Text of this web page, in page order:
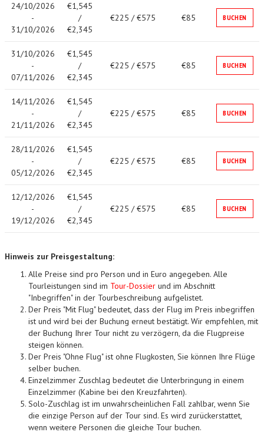
24/10/2026
-
31/10/2026
€1,545
/
€2,345
€225 / €575 €85 BUCHEN
31/10/2026
-
07/11/2026
€1,545
/
€2,345
€225 / €575 €85 BUCHEN
14/11/2026
-
21/11/2026
€1,545
/
€2,345
€225 / €575 €85 BUCHEN
28/11/2026
-
05/12/2026
€1,545
/
€2,345
€225 / €575 €85 BUCHEN
12/12/2026
-
19/12/2026
€1,545
/
€2,345
€225 / €575 €85 BUCHEN
Hinweis zur Preisgestaltung:
Alle Preise sind pro Person und in Euro angegeben. Alle
Tourleistungen sind im Tour-Dossier und im Abschnitt
"Inbegriffen" in der Tourbeschreibung aufgelistet.
Der Preis "Mit Flug" bedeutet, dass der Flug im Preis inbegriffen
ist und wird bei der Buchung erneut bestätigt. Wir empfehlen, mit
der Buchung Ihrer Tour nicht zu verzögern, da die Flugpreise
steigen können.
Der Preis "Ohne Flug" ist ohne Flugkosten, Sie können Ihre Flüge
selber buchen.
Einzelzimmer Zuschlag bedeutet die Unterbringung in einem
Einzelzimmer (Kabine bei den Kreuzfahrten).
Solo-Zuschlag ist im unwahrscheinlichen Fall zahlbar, wenn Sie
die einzige Person auf der Tour sind. Es wird zurückerstattet,
wenn weitere Personen die gleiche Tour buchen.